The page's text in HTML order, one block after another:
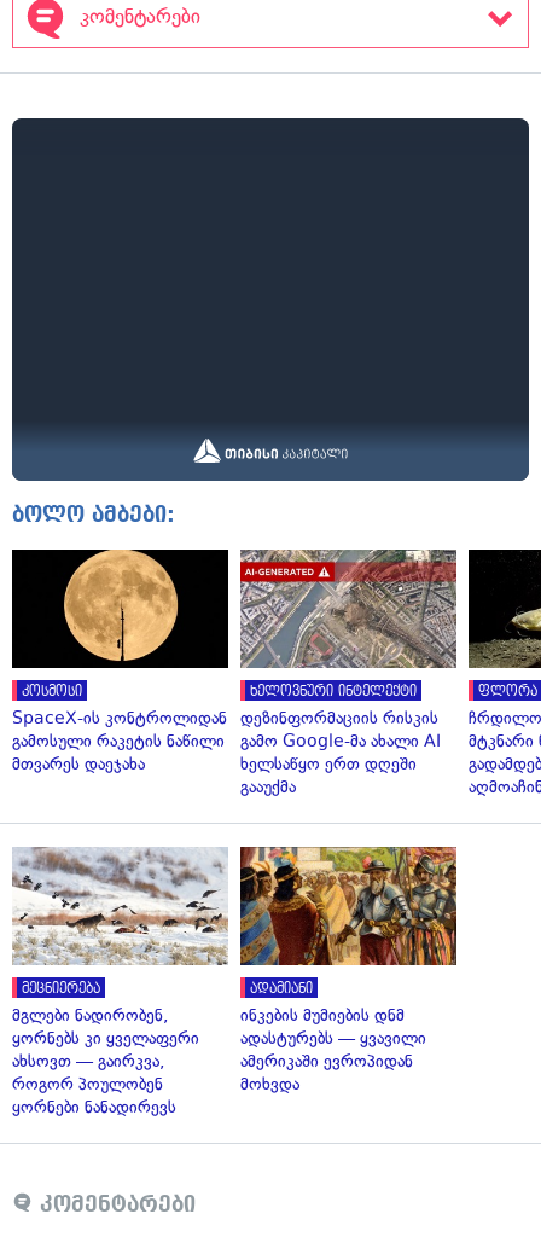
კომენტარები
ბოლო ამბები:
კოსმოსი
SpaceX-ის კონტროლიდან
გამოსული რაკეტის ნაწილი
მთვარეს დაეჯახა
ხელოვნური ინტელექტი
დეზინფორმაციის რისკის
გამო Google-მა ახალი AI
ხელსაწყო ერთ დღეში
გააუქმა
ფლორა
მტკნარი
მეცნიერება
მგლები ნადირობენ,
ყორნებს კი ყველაფერი
ახსოვთ — გაირკვა,
როგორ პოულობენ
ყორნები ნანადირევს
ადამიანი
ინკების მუმიების დნმ
ადასტურებს — ყვავილი
ამერიკაში ევროპიდან
მოხვდა
კომენტარები